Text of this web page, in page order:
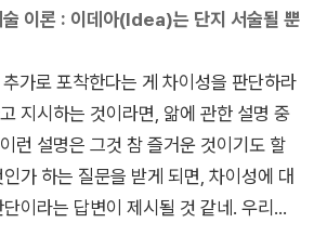
갖추었다고 할 수 있다. 이 엄청난 분량
텍스트의 구조나 문체의 일관성을 갖춘
터인데, 작가는 그 일을 탁월하게 성취
이 책의 미덕이 잘 드러난다고 할 수 있
삶의 힘듦을 책읽기를 통해 이겨보고자
조금은 삶에의 위안을 주었다. 존재와 존
페이퍼를 적는다. 대충 견적으로는 10여
단 철학책부터. 현대독일철학의 아이콘이
레히트의 '철학하는 철학사' 3부작의 마
은 철학자였는데, 1964년생이니 그도
신이 되어라>. 앞서 나온 <세상을 알라>
>(2018)에 뒤이은 것이다. 6년만의 완
지만, 책이사가 진행중이어서(신규 도
이론 : 이데아(Idea)는 단지 서술될 뿐
가로 포착한다는 게 차이성을 판단하라
지시하는 것이라면, 앎에 관한 설명 중
런 설명은 그것 참 즐거운 것이기도 할
가 하는 질문을 받게 되면, 차이성에 대
이라는 답변이 제시될 것 같네. 우리가